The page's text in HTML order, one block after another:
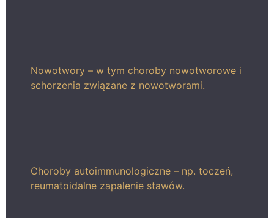
Nowotwory – w tym choroby nowotworowe i
schorzenia związane z nowotworami.
Choroby autoimmunologiczne – np. toczeń,
reumatoidalne zapalenie stawów.